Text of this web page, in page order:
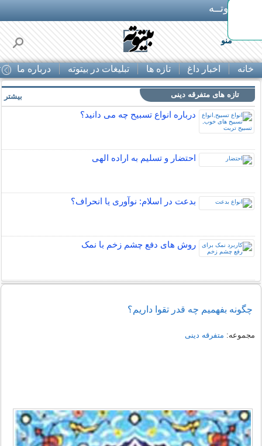
بـیتوتــه
منو
خانه اخبار داغ تازه ها تبلیغات در بیتوته درباره ما
تازه های متفرقه دینی
درباره انواع تسبیح چه می دانید؟
احتضار و تسلیم به اراده الهی
بدعت در اسلام: نوآوری یا انحراف؟
روش های دفع چشم زخم با نمک
بیشتر
چگونه بفهمیم چه قدر تقوا داریم؟
مجموعه: متفرقه دینی